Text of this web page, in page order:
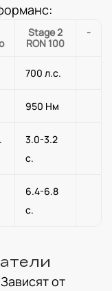
Stage 2
RON 100
-
700 л.с.
950 Нм
3.0-3.2
с.
6.4-6.8
с.
от